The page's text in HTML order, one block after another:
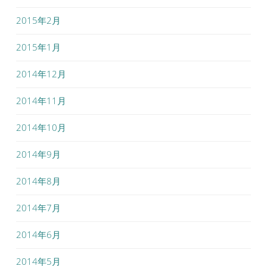
2015年2月
2015年1月
2014年12月
2014年11月
2014年10月
2014年9月
2014年8月
2014年7月
2014年6月
2014年5月